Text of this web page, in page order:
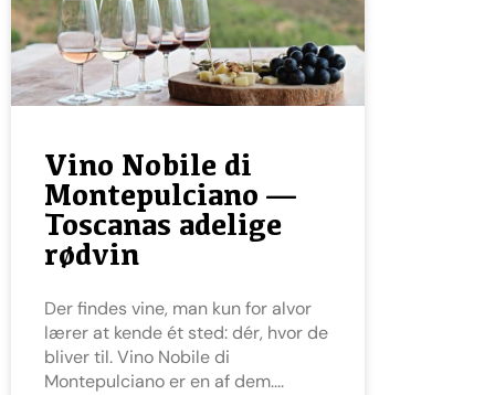
Vino Nobile di
Montepulciano —
Toscanas adelige
rødvin
Der findes vine, man kun for alvor
lærer at kende ét sted: dér, hvor de
bliver til. Vino Nobile di
Montepulciano er en af dem.